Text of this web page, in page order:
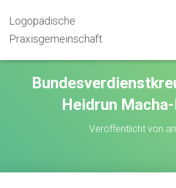
Logopädische
Praxisgemeinschaft
Heidrun
Veröffentlicht von